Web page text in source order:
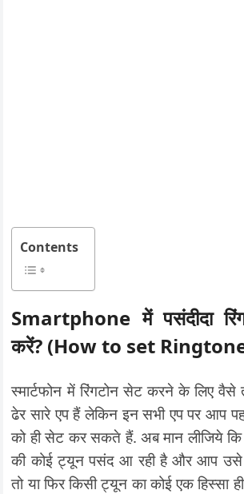
Contents
Smartphone में पसंदीदा
करें? (How to set
स्मार्टफोन में रिंगटोन सेट करने के लिए
ढेर सारे एप हैं लेकिन इन सभी एप पर आप
को ही सेट कर सकते हैं. अब मान लीजिये
की कोई ट्यून पसंद आ रही है और आप उसे
तो या फिर किसी ट्यून का कोई एक हिस्सा